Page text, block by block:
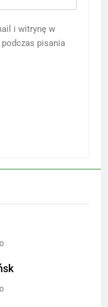
i witrynę w
podczas pisania
0
0